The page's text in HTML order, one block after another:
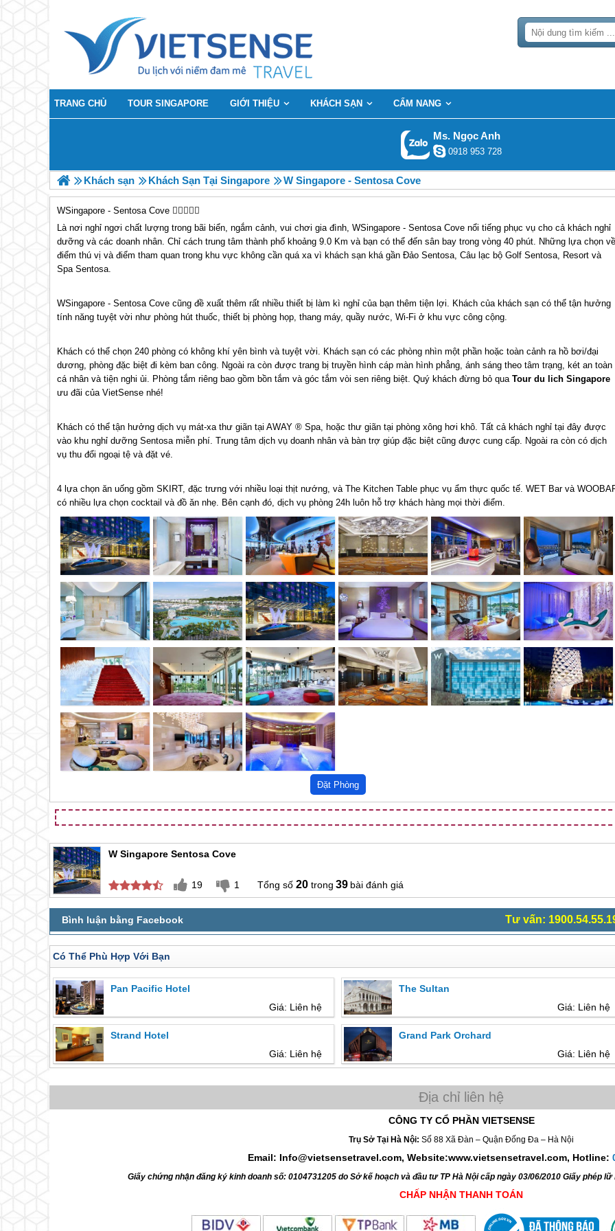
TRANG CHỦ TOUR SINGAPORE GIỚI THIỆU KHÁCH SẠN CẨM NANG
Ms. Ngọc Anh
0918 953 728
Khách sạn Khách Sạn Tại Singapore W Singapore - Sentosa Cove
WSingapore - Sentosa Cove
Là nơi nghỉ ngơi chất lượng trong bãi biển, ngắm cảnh, vui chơi gia đình, WSingapore - Sentosa Cove nổi tiếng phục vụ cho cả khách nghỉ
dưỡng và các doanh nhân. Chỉ cách trung tâm thành phố khoảng 9.0 Km và bạn có thể đến sân bay trong vòng 40 phút. Những lựa chọn về
điểm thú vị và điểm tham quan trong khu vực không cần quá xa vì khách sạn khá gần Đảo Sentosa, Câu lạc bộ Golf Sentosa, Resort và
Spa Sentosa.
WSingapore - Sentosa Cove cũng đề xuất thêm rất nhiều thiết bị làm kì nghỉ của bạn thêm tiện lợi. Khách của khách sạn có thể tận hưởng
tính năng tuyệt vời như phòng hút thuốc, thiết bị phòng họp, thang máy, quầy nước, Wi-Fi ở khu vực công cộng.
Khách có thể chọn 240 phòng có không khí yên bình và tuyệt vời. Khách sạn có các phòng nhìn một phần hoặc toàn cảnh ra hồ bơi/đại
dương, phòng đặc biệt đi kèm ban công. Ngoài ra còn được trang bị truyền hình cáp màn hình phẳng, ánh sáng theo tâm trạng, két an toàn
cá nhân và tiện nghi ủi. Phòng tắm riêng bao gồm bồn tắm và góc tắm vòi sen riêng biệt. Quý khách đừng bỏ qua Tour du lich Singapore
ưu đãi của VietSense nhé!
Khách có thể tận hưởng dịch vụ mát-xa thư giãn tại AWAY ® Spa, hoặc thư giãn tại phòng xông hơi khô. Tất cả khách nghỉ tại đây được
vào khu nghỉ dưỡng Sentosa miễn phí. Trung tâm dịch vụ doanh nhân và bàn trợ giúp đặc biệt cũng được cung cấp. Ngoài ra còn có dịch
vụ thu đổi ngoại tệ và đặt vé.
4 lựa chọn ăn uống gồm SKIRT, đặc trưng với nhiều loại thịt nướng, và The Kitchen Table phục vụ ẩm thực quốc tế. WET Bar và
có nhiều lựa chọn cocktail và đồ ăn nhẹ. Bên cạnh đó, dịch vụ phòng 24h luôn hỗ trợ khách hàng mọi thời điểm.
W Singapore Sentosa Cove
19 1 20 39 bài đánh giá
Tư vấn:
Có Thể Phù Hợp Với Bạn
Pan Pacific Hotel
Giá: Liên hệ
The Sultan
Giá: Liên hệ
Strand Hotel
Giá: Liên hệ
Grand Park Orchard
Giá: Liên hệ
CÔNG TY CỔ PHẦN VIETSENSE
Trụ Sở Tại Hà Nội: Số 88 Xã Đàn – Quận Đống Đa – Hà Nội
Email: Info@vietsensetravel.com, Website:www.vietsensetravel.com, Hotline:
Giấy chứng nhận đăng ký kinh doanh số: 0104731205 do Sở kế hoạch và đầu tư TP Hà Nội cấp ngày 03/06/2010 Giấy phép lữ
CHẤP NHẬN THANH TOÁN